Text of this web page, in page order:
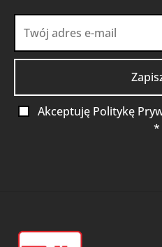
Akceptuję Politykę
*